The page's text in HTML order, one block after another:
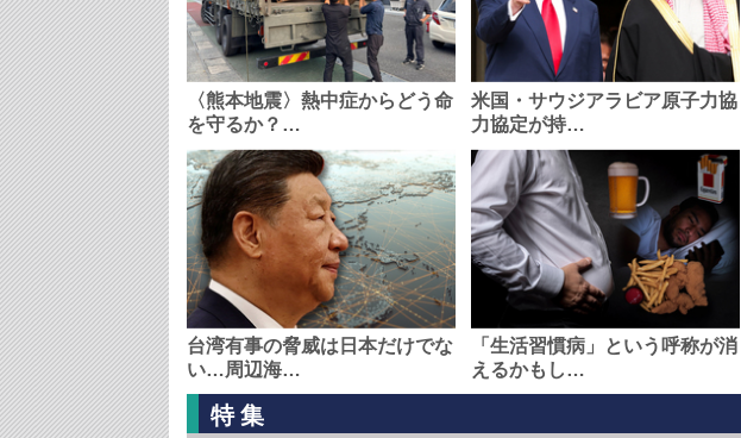
〈熊本地震〉熱中症からどう命
を守るか？…
米国・サウジアラビア原子力協
力協定が持…
台湾有事の脅威は日本だけでな
い…周辺海…
「生活習慣病」という呼称が消
えるかもし…
特集